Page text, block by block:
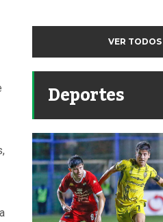
VER TODOS
Deportes